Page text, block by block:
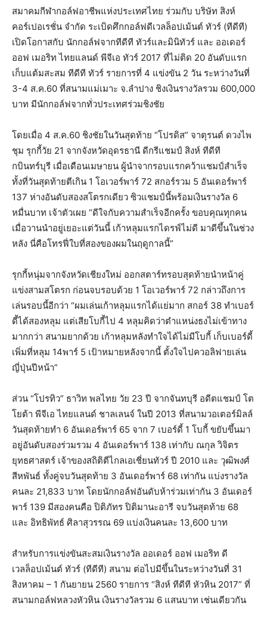
สมาคมกีฬากอล์ฟอาชีพแห่งประเทศไทย ร่วมกับ บริษัท สิงห์
คอร์เปอเรชั่น จำกัด ระเบิดศึกกอล์ฟดีเวลล็อปเม้นต์ ทัวร์ (ทีดีที)
เปิดโอกาสกับ นักกอล์ฟจากทีดีที ทัวร์และมินิทัวร์ และ ออเดอร์
ออฟ เมอริท ไทยแลนด์ พีจีเอ ทัวร์ 2017 ที่ไม่ติด 20 อันดับแรก
เก็บแต้มสะสม ทีดีที ทัวร์ รายการที่ 4 แข่งขัน 2 วัน ระหว่างวันที่
3-4 ส.ค.60 ที่สนามแม่เมาะ จ.ลำปาง ชิงเงินรางวัลรวม 600,000
บาท มีนักกอล์ฟจากทั่วประเทศร่วมชิงชัย
โดยเมื่อ 4 ส.ค.60 ชิงชัยในวันสุดท้าย “โปรดิส” จาตุรนต์ ดวงไพ
ชุม รุกกี้วัย 21 จากจังหวัดอุดรธานี ดีกรีแชมป์ สิงห์ ทีดีที
กบินทร์บุรี เมื่อเดือนเมษายน ผู้นำจากรอบแรกคว้าแชมป์สำเร็จ
ทั้งที่วันสุดท้ายตีเกิน 1 โอเวอร์พาร์ 72 สกอร์รวม 5 อันเดอร์พาร์
137 ห่างอันดับสองสโตรกเดียว ซิวแชมป์นี้พร้อมเงินรางวัล 6
หมื่นบาท เจ้าตัวเผย “ดีใจกับความสำเร็จอีกครั้ง ขอบคุณทุกคน
เมื่อวานนำอยู่เยอะแต่วันนี้ เก้าหลุมแรกไดรฟ์ไม่ดี มาดีขึ้นในช่วง
หลัง นี่คือโทรฟี่ใบที่สองของผมในฤดูกาลนี้”
รุกกี้หนุ่มจากจังหวัดเชียงใหม่ ออกสตาร์ทรอบสุดท้ายนำหน้าคู่
แข่งสามสโตรก ก่อนจบรอบด้วย 1 โอเวอร์พาร์ 72 กล่าวถึงการ
เล่นรอบนี้อีกว่า “ผมเล่นเก้าหลุมแรกได้แย่มาก สกอร์ 38 ทำเบอร์
ดี้ได้สองหลุม แต่เสียโบกี้ไป 4 หลุมคิดว่าตำแหน่งธงไม่เข้าทาง
มากกว่า สนามยากด้วย เก้าหลุมหลังทำใจได้ไม่มีโบกี้ เก็บเบอร์ดี้
เพิ่มที่หลุม 14พาร์ 5 เป้าหมายหลังจากนี้ ตั้งใจไปควอลิฟายเล่น
ญี่ปุ่นปีหน้า”
ส่วน “โปรทิว” ธาวิท พลไทย วัย 23 ปี จากจันทบุรี อดีตแชมป์ โต
โยต้า พีจีเอ ไทยแลนด์ ชาลเลนจ์ ในปี 2013 ที่สนามวอเตอร์มิลล์
วันสุดท้ายทำ 6 อันเดอร์พาร์ 65 จาก 7 เบอร์ดี้ 1 โบกี้ ขยับขึ้นมา
อยู่อันดับสองร่วมรวม 4 อันเดอร์พาร์ 138 เท่ากับ ณกุล วิจิตร
ยุทธศาสตร์ เจ้าของสถิติตีไกลเอเชี่ยนทัวร์ ปี 2010 และ วุฒิพงศ์
สีหพันธ์ ทั้งคู่จบวันสุดท้าย 3 อันเดอร์พาร์ 68 เท่ากัน แบ่งรางวัล
คนละ 21,833 บาท โดยนักกอล์ฟอันดับห้าร่วมเท่ากัน 3 อันเดอร์
พาร์ 139 มีสองคนคือ ปิติภัทร ปิติมานะอารี จบวันสุดท้าย 68
และ อิทธิพัทธ์ ศิลาสุวรรณ 69 แบ่งเงินคนละ 13,600 บาท
สำหรับการแข่งขันสะสมเงินรางวัล ออเดอร์ ออฟ เมอริท ดี
เวลล็อปเม้นต์ ทัวร์ (ทีดีที) สนาม ต่อไปมีขึ้นในระหว่างวันที่ 31
สิงหาคม – 1 กันยายน 2560 รายการ “สิงห์ ทีดีที หัวหิน 2017” ที่
สนามกอล์ฟหลวงหัวหิน เงินรางวัลรวม 6 แสนบาท เช่นเดียวกัน